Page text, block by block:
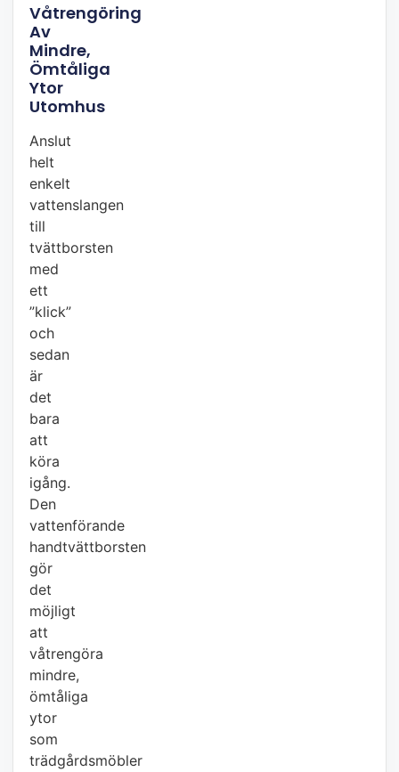
Våtrengöring
Av
Mindre,
Ömtåliga
Ytor
Utomhus
Anslut
helt
enkelt
vattenslangen
till
tvättborsten
med
ett
”klick”
och
sedan
är
det
bara
att
köra
igång.
Den
vattenförande
handtvättborsten
gör
det
möjligt
att
våtrengöra
mindre,
ömtåliga
ytor
som
trädgårdsmöbler